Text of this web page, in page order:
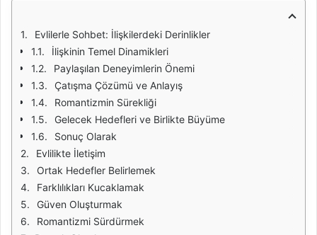
Evlilerle Sohbet: İlişkilerdeki Derinlikler
İlişkinin Temel Dinamikleri
Paylaşılan Deneyimlerin Önemi
Çatışma Çözümü ve Anlayış
Romantizmin Sürekliği
Gelecek Hedefleri ve Birlikte Büyüme
Sonuç Olarak
Evlilikte İletişim
Ortak Hedefler Belirlemek
Farklılıkları Kucaklamak
Güven Oluşturmak
Romantizmi Sürdürmek